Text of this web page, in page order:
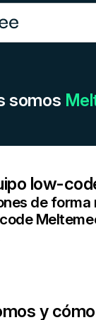
somos
low-
de forma
y cómo